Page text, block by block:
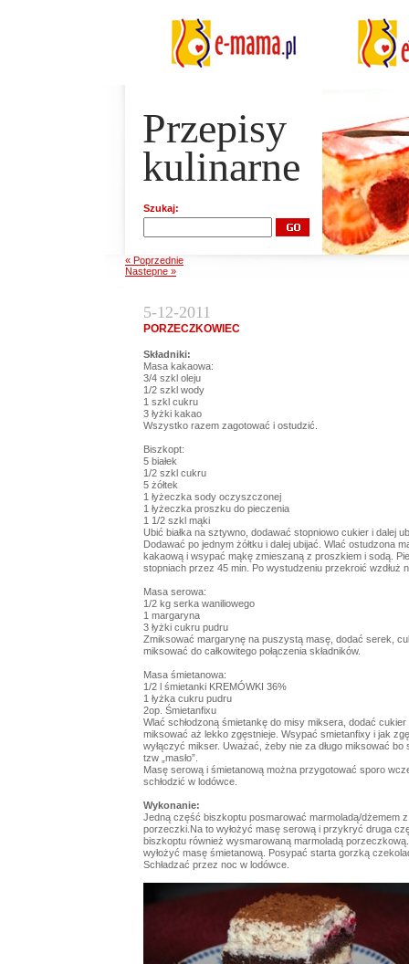
Przepisy
kulinarne
Szukaj:
« Poprzednie
Nastepne »
5-12-2011
PORZECZKOWIEC
Składniki:
Masa kakaowa:
3/4 szkl oleju
1/2 szkl wody
1 szkl cukru
3 łyżki kakao
Wszystko razem zagotować i ostudzić.
Biszkopt:
5 białek
1/2 szkl cukru
5 żółtek
1 łyżeczka sody oczyszczonej
1 łyżeczka proszku do pieczenia
1 1/2 szkl mąki
Ubić białka na sztywno, dodawać stopniowo cukier i dalej
Dodawać po jednym żółtku i dalej ubijać. Wlać ostudzona
kakaową i wsypać mąkę zmieszaną z proszkiem i sodą.
stopniach przez 45 min. Po wystudzeniu przekroić wzdłuż
Masa serowa:
1/2 kg serka waniliowego
1 margaryna
3 łyżki cukru pudru
Zmiksować margarynę na puszystą masę, dodać serek,
miksować do całkowitego połączenia składników.
Masa śmietanowa:
1/2 l śmietanki KREMÓWKI 36%
1 łyżka cukru pudru
2op. Śmietanfixu
Wlać schłodzoną śmietankę do misy miksera, dodać cukier
miksować aż lekko zgęstnieje. Wsypać smietanfixy i jak
wyłączyć mikser. Uważać, żeby nie za długo miksować bo
tzw „masło”.
Masę serową i śmietanową można przygotować sporo
schłodzić w lodówce.
Wykonanie:
Jedną część biszkoptu posmarować marmoladą/dżemem
porzeczki.Na to wyłożyć masę serową i przykryć druga
biszkoptu również wysmarowaną marmoladą
wyłożyć masę śmietanową. Posypać starta gorzką
Schładzać przez noc w lodówce.